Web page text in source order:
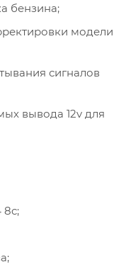
бензина;
модели
сигналов
вывода 12v для
8c;